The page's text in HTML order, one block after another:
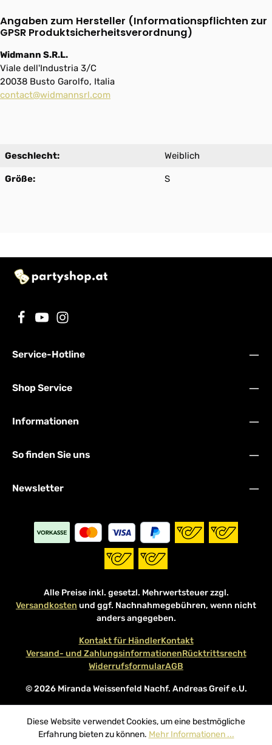
Angaben zum Hersteller (Informationspflichten zur
GPSR Produktsicherheitsverordnung)
Widmann S.R.L.
Viale dell'Industria 3/C
20038 Busto Garolfo, Italia
contact@widmannsrl.com
Geschlecht: Weiblich
Größe: S
Service-Hotline
Shop Service
Informationen
So finden Sie uns
Newsletter
Alle Preise inkl. gesetzl. Mehrwertsteuer zzgl.
Versandkosten und ggf. Nachnahmegebühren, wenn nicht
anders angegeben.
© 2026 Miranda Weissenfeld Nachf. Andreas Greif e.U.
Kontakt für HändlerKontakt
Versand- und ZahlungsinformationenRücktrittsrecht
WiderrufsformularAGB
Diese Website verwendet Cookies, um eine bestmögliche
Erfahrung bieten zu können. Mehr Informationen ...